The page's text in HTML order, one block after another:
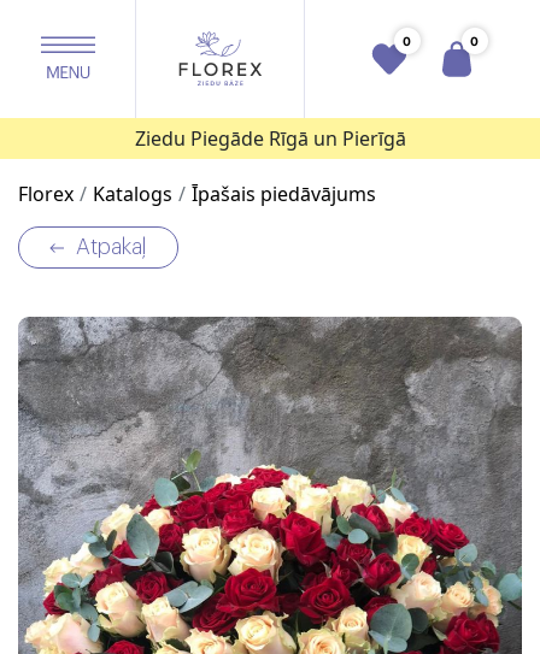
0 0
Ziedu Piegāde Rīgā un Pierīgā
Florex Katalogs Īpašais piedāvājums
Atpakaļ